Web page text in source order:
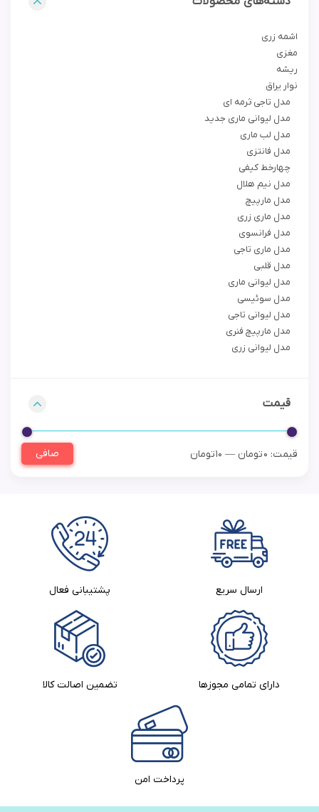
اشمه زری
مغزی
ریشه
نوار یراق
مدل تاجی ثرمه ای
مدل لیوانی ماری جدید
مدل لب ماری
مدل فانتزی
چهارخط کیفی
مدل نیم هلال
مدل مارپیچ
مدل ماری زری
مدل فرانسوی
مدل ماری تاجی
مدل قلبی
مدل لیوانی ماری
مدل سوئیسی
مدل لیوانی تاجی
مدل مارپیچ فنری
مدل لیوانی زری
قیمت
صافی قيمت: 0 تومان — 10 تومان
ارسال سریع پشتیبانی فعال
دارای تمامی مجوزها تضمین اصالت کالا​
پرداخت امن